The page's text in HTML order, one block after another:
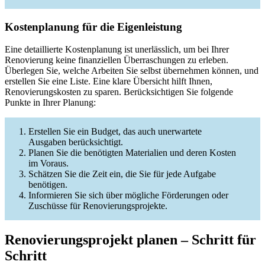
Kostenplanung für die Eigenleistung
Eine detaillierte Kostenplanung ist unerlässlich, um bei Ihrer
Renovierung keine finanziellen Überraschungen zu erleben.
Überlegen Sie, welche Arbeiten Sie selbst übernehmen können, und
erstellen Sie eine Liste. Eine klare Übersicht hilft Ihnen,
Renovierungskosten zu sparen. Berücksichtigen Sie folgende
Punkte in Ihrer Planung:
Erstellen Sie ein Budget, das auch unerwartete
Ausgaben berücksichtigt.
Planen Sie die benötigten Materialien und deren Kosten
im Voraus.
Schätzen Sie die Zeit ein, die Sie für jede Aufgabe
benötigen.
Informieren Sie sich über mögliche Förderungen oder
Zuschüsse für Renovierungsprojekte.
Renovierungsprojekt planen – Schritt für
Schritt